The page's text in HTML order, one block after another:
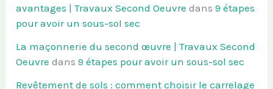
avantages | Travaux Second Oeuvre dans9 étapes
pour avoir un sous-sol sec
La maçonnerie du second œuvre | Travaux Second
Oeuvre dans9 étapes pour avoir un sous-sol sec
Revêtement de sols : comment choisir le carrelage